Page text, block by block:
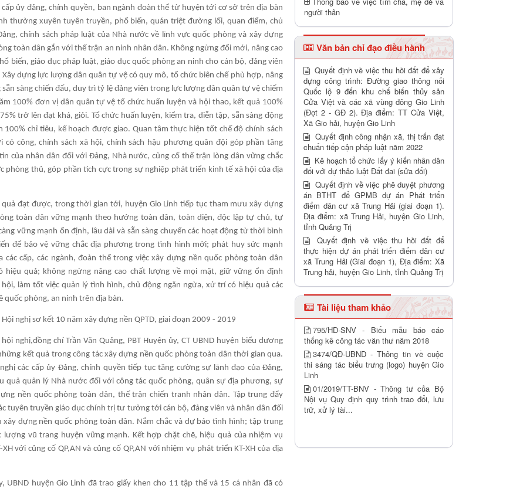
ủy đảng, chính quyền, ban ngành đoàn thể từ huyện tới cơ sở trên địa bàn
thường xuyên tuyên truyền, phổ biến, quán triệt đường lối, quan điểm, chủ
chính sách pháp luật của Nhà nước về lĩnh vực quốc phòng và xây dựng
toàn dân gắn với thế trận an ninh nhân dân. Không ngừng đổi mới, nâng cao
biến, giáo dục pháp luật, giáo dục quốc phòng an ninh cho cán bộ, đảng viên
Xây dựng lực lượng dân quân tự vệ có quy mô, tổ chức biên chế phù hợp, nâng
sẵn sàng chiến đấu, duy trì tỷ lệ đảng viên trong lực lượng dân quân tự vệ chiếm
100% đơn vị dân quân tự vệ tổ chức huấn luyện và hội thao, kết quả 100%
trở lên đạt khá, giỏi. Tổ chức huấn luyện, kiểm tra, diễn tập, sẵn sàng động
100% chỉ tiêu, kế hoạch được giao. Quan tâm thực hiện tốt chế độ chính sách
có công, chính sách xã hội, chính sách hậu phương quân đội góp phần tăng
của nhân dân đối với Đảng, Nhà nước, củng cố thế trận lòng dân vững chắc
phòng thủ, góp phần tích cực trong sự nghiệp phát triển kinh tế xã hội của địa
quả đạt được, trong thời gian tới, huyện Gio Linh tiếp tục tham mưu xây dựng
toàn dân vững mạnh theo hướng toàn dân, toàn diện, độc lập tự chủ, tự
vững mạnh ổn định, lâu dài và sẵn sàng chuyển các hoạt động từ thời bình
để bảo vệ vững chắc địa phương trong tình hình mới; phát huy sức mạnh
các cấp, các ngành, đoàn thể trong việc xây dựng nền quốc phòng toàn dân
hiệu quả; không ngừng nâng cao chất lượng về mọi mặt, giữ vững ổn định
làm tốt việc quản lý tình hình, chủ động ngăn ngừa, xử trí có hiệu quả các
quốc phòng, an ninh trên địa bàn.
Hội nghị sơ kết 10 năm xây dựng nền QPTD, giai đoạn 2009 - 2019
nghị,đồng chí Trần Văn Quảng, PBT Huyện ủy, CT UBND huyện biểu dương
kết quả trong công tác xây dựng nền quốc phòng toàn dân thời gian qua.
các cấp ủy Đảng, chính quyền tiếp tục tăng cường sự lãnh đạo của Đảng,
quả quản lý Nhà nước đối với công tác quốc phòng, quân sự địa phương, sự
nền quốc phòng toàn dân, thế trận chiến tranh nhân dân. Tập trung đẩy
tuyên truyền giáo dục chính trị tư tưởng tới cán bộ, đảng viên và nhân dân đối
xây dựng nền quốc phòng toàn dân. Nắm chắc và dự báo tình hình; tập trung
lượng vũ trang huyện vững mạnh. Kết hợp chặt chẽ, hiệu quả của nhiệm vụ
với củng cố QP,AN và củng cố QP,AN với nhiệm vụ phát triển KT-XH của địa
UBND huyện Gio Linh đã trao giấy khen cho 11 tập thể và 15 cá nhân đã có
người thân
Văn bản chỉ đạo điều hành
Quyết định về việc thu hồi đất để xây
dựng công trình: Đường giao thông nối
Quốc lộ 9 đến khu chế biến thủy sản
Cửa Việt và các xã vùng đông Gio Linh
(Đợt 2 - GĐ 2). Địa điểm: TT Cửa Việt,
Xã Gio hải, huyện Gio Linh
Quyết định công nhận xã, thị trấn đạt
chuẩn tiếp cận pháp luật năm 2022
Kê hoạch tổ chức lấy ý kiến nhân dân
đối với dự thảo luật Đất đai (sửa đổi)
Quyết định về việc phê duyệt phương
án BTHT để GPMB dự án Phát triển
điểm dân cư xã Trung Hải (giai đoạn 1).
Địa điểm: xã Trung Hải, huyện Gio Linh,
tỉnh Quảng Trị
Quyết định về việc thu hồi đất để
thực hiện dự án phát triển điểm dân cư
xã Trung Hải (Giai đoạn 1), Địa điểm: Xã
Trung hải, huyện Gio Linh, tỉnh Quảng Trị
Tài liệu tham khảo
795/HD-SNV - Biểu mẫu báo cáo
thống kê công tác văn thư năm 2018
3474/QĐ-UBND - Thông tin về cuộc
thi sáng tác biểu trưng (logo) huyện Gio
Linh
01/2019/TT-BNV - Thông tư của Bộ
Nội vụ Quy định quy trình trao đổi, lưu
trữ, xử lý tài...